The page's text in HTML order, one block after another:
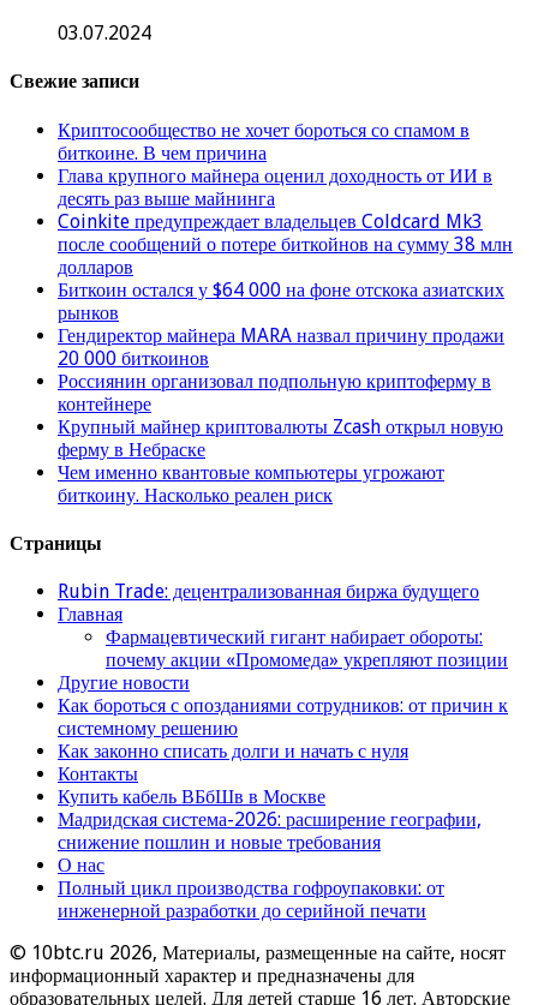
03.07.2024
Свежие записи
Криптосообщество не хочет бороться со спамом в
биткоине. В чем причина
Глава крупного майнера оценил доходность от ИИ в
десять раз выше майнинга
Coinkite предупреждает владельцев Coldcard Mk3
после сообщений о потере биткойнов на сумму 38 млн
долларов
Биткоин остался у $64 000 на фоне отскока азиатских
рынков
Гендиректор майнера MARA назвал причину продажи
20 000 биткоинов
Россиянин организовал подпольную криптоферму в
контейнере
Крупный майнер криптовалюты Zcash открыл новую
ферму в Небраске
Чем именно квантовые компьютеры угрожают
биткоину. Насколько реален риск
Страницы
Rubin Trade: децентрализованная биржа будущего
Главная
Фармацевтический гигант набирает обороты:
почему акции «Промомеда» укрепляют позиции
Другие новости
Как бороться с опозданиями сотрудников: от причин к
системному решению
Как законно списать долги и начать с нуля
Контакты
Купить кабель ВБбШв в Москве
Мадридская система-2026: расширение географии,
снижение пошлин и новые требования
О нас
Полный цикл производства гофроупаковки: от
инженерной разработки до серийной печати
© 10btc.ru 2026, Материалы, размещенные на сайте, носят
информационный характер и предназначены для
образовательных целей. Для детей старше 16 лет. Авторские